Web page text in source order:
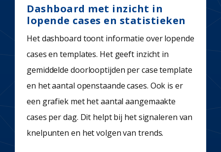
Dashboard met inzicht in
lopende cases en statistieken
Het dashboard toont informatie over lopende
cases en templates. Het geeft inzicht in
gemiddelde doorlooptijden per case template
en het aantal openstaande cases. Ook is er
een grafiek met het aantal aangemaakte
cases per dag. Dit helpt bij het signaleren van
knelpunten en het volgen van trends.